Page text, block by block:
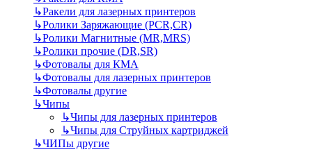
↳Ракели для лазерных принтеров
↳Ролики Заряжающие (PCR,CR)
↳Ролики Магнитные (MR,MRS)
↳Ролики прочие (DR,SR)
↳Фотовалы для КМА
↳Фотовалы для лазерных принтеров
↳Фотовалы другие
↳Чипы
↳Чипы для лазерных принтеров
↳Чипы для Струйных картриджей
↳ЧИПы другие